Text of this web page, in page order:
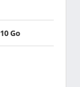
10 Go